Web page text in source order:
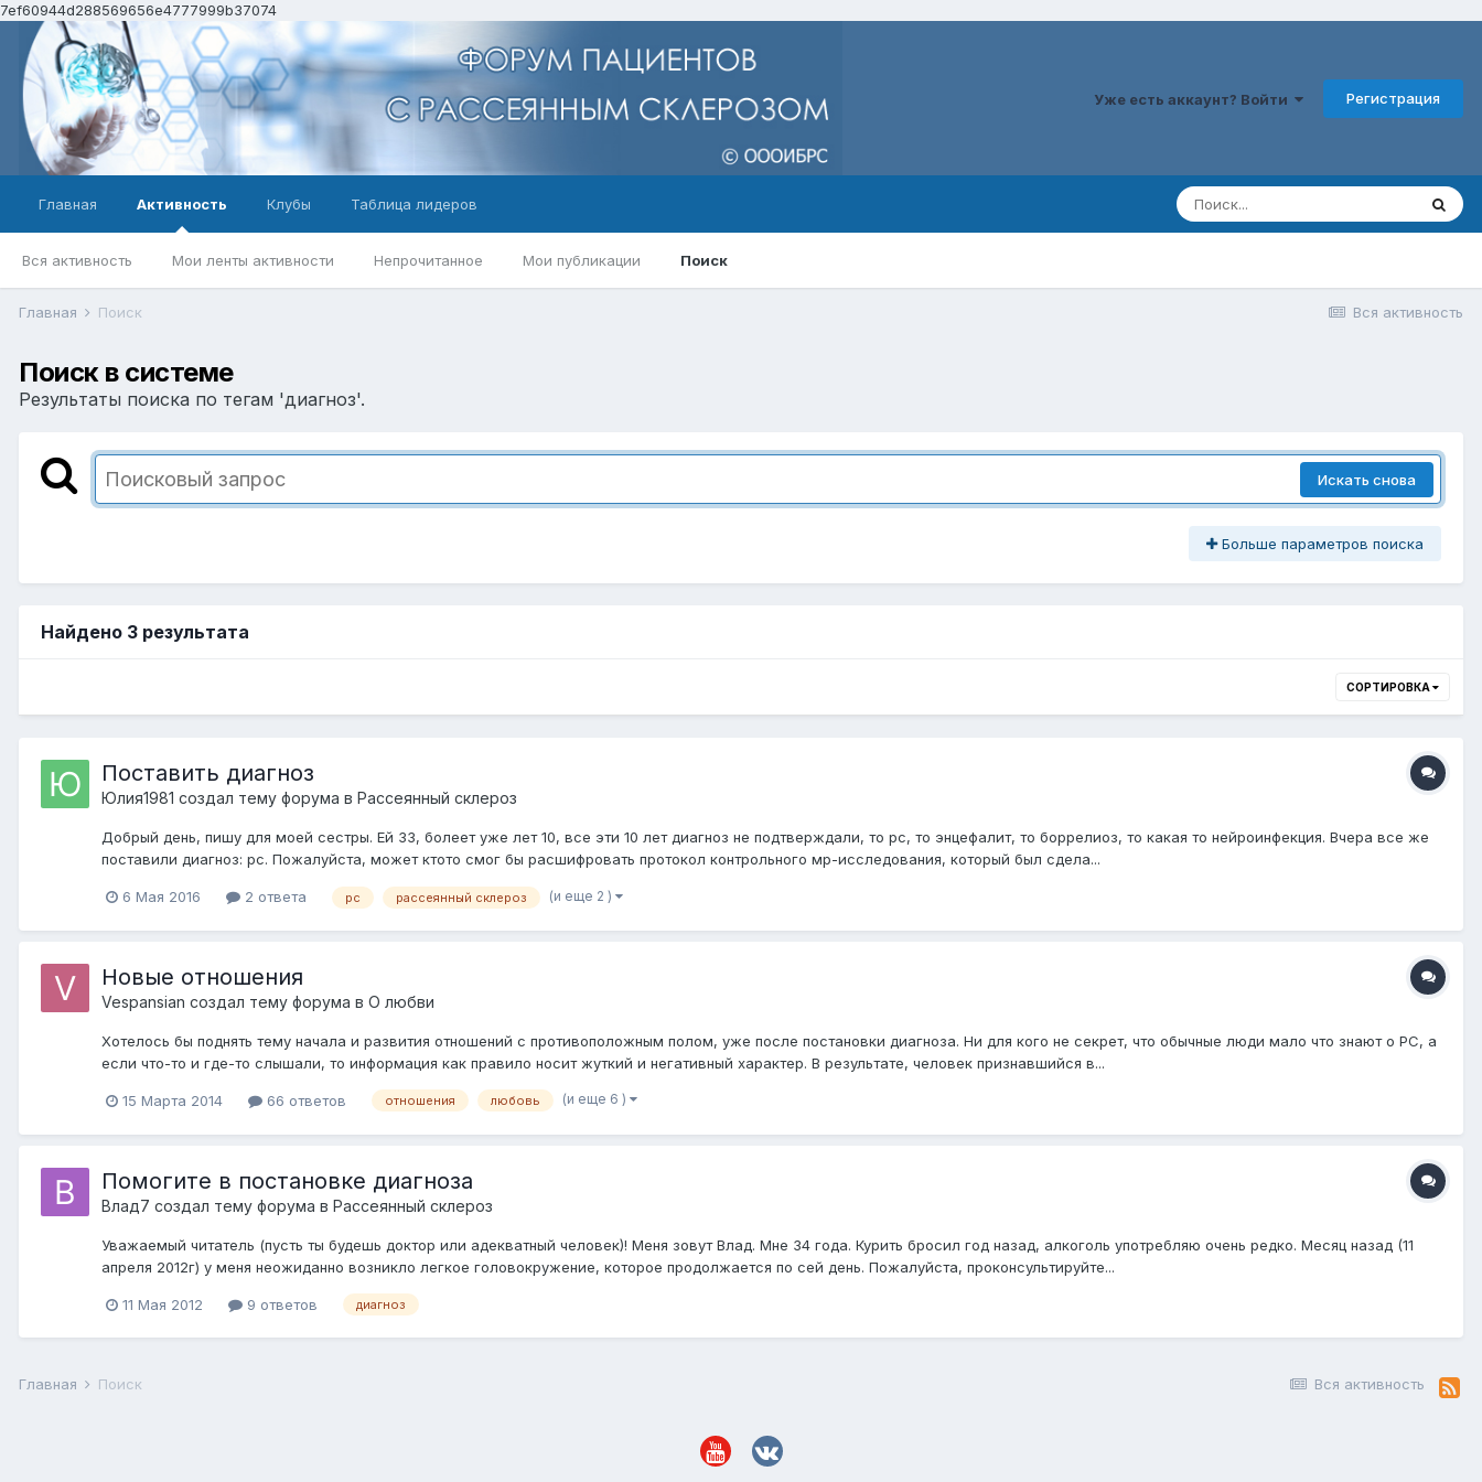
7ef60944d288569656e4777999b37074
Уже есть аккаунт? Войти Регистрация
Главная Активность
Вся активность Мои ленты активности Непрочитанное Мои публикации Поиск
Клубы Таблица лидеров
Вся активность
Главная Поиск
Поиск в системе
Результаты поиска по тегам 'диагноз'.
Искать снова
Больше параметров поиска
Найдено 3 результата
СОРТИРОВКА
Поставить диагноз
Юлия1981 создал тему форума в Рассеянный склероз
Добрый день, пишу для моей сестры. Ей 33, болеет уже лет 10, все эти 10 лет диагноз не подтверждали, то рс, то энцефалит, то боррелиоз, то какая то нейроинфекция. Вчера все же
поставили диагноз: рс. Пожалуйста, может ктото смог бы расшифровать протокол контрольного мр-исследования, который был сдела...
6 Мая 2016 2 ответа рс рассеянный склероз (и еще 2 )
Новые отношения
Vespansian создал тему форума в О любви
Хотелось бы поднять тему начала и развития отношений с противоположным полом, уже после постановки диагноза. Ни для кого не секрет, что обычные люди мало что знают о РС, а
если что-то и где-то слышали, то информация как правило носит жуткий и негативный характер. В результате, человек признавшийся в...
15 Марта 2014 66 ответов отношения любовь (и еще 6 )
Помогите в постановке диагноза
Влад7 создал тему форума в Рассеянный склероз
Уважаемый читатель (пусть ты будешь доктор или адекватный человек)! Меня зовут Влад. Мне 34 года. Курить бросил год назад, алкоголь употребляю очень редко. Месяц назад (11
апреля 2012г) у меня неожиданно возникло легкое головокружение, которое продолжается по сей день. Пожалуйста, проконсультируйте...
11 Мая 2012 9 ответов диагноз
Вся активность
Главная Поиск